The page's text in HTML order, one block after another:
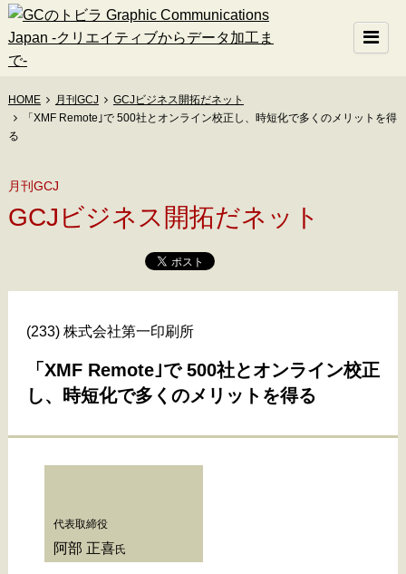
HOME 月刊GCJ
GCJビジネス開拓だネット
「XMF Remote｣で 500社とオンライン校正し、時短化で多くのメリットを得
る
月刊GCJ
GCJビジネス開拓だネット
(233) 株式会社第一印刷所
「XMF Remote｣で 500社とオンライン校正
し、時短化で多くのメリットを得る
代表取締役
阿部 正喜氏